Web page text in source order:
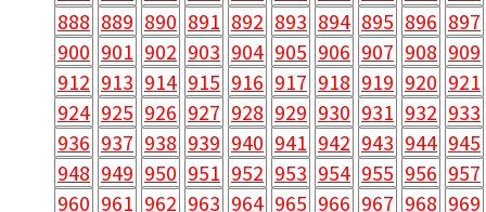
888 889 890 891 892 893 894 895 896 897
900 901 902 903 904 905 906 907 908 909
912 913 914 915 916 917 918 919 920 921
924 925 926 927 928 929 930 931 932 933
936 937 938 939 940 941 942 943 944 945
948 949 950 951 952 953 954 955 956 957
960 961 962 963 964 965 966 967 968 969